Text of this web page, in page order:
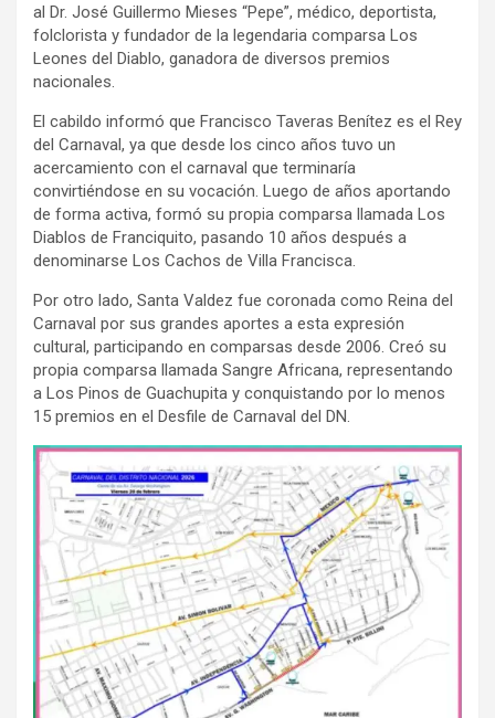
al Dr. José Guillermo Mieses “Pepe”, médico, deportista,
folclorista y fundador de la legendaria comparsa Los
Leones del Diablo, ganadora de diversos premios
nacionales.
El cabildo informó que Francisco Taveras Benítez es el Rey
del Carnaval, ya que desde los cinco años tuvo un
acercamiento con el carnaval que terminaría
convirtiéndose en su vocación. Luego de años aportando
de forma activa, formó su propia comparsa llamada Los
Diablos de Franciquito, pasando 10 años después a
denominarse Los Cachos de Villa Francisca.
Por otro lado, Santa Valdez fue coronada como Reina del
Carnaval por sus grandes aportes a esta expresión
cultural, participando en comparsas desde 2006. Creó su
propia comparsa llamada Sangre Africana, representando
a Los Pinos de Guachupita y conquistando por lo menos
15 premios en el Desfile de Carnaval del DN.